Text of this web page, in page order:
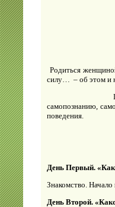
Родиться
силу… – об этом и
Цель наших
самопознанию,
поведения.
День Первый.
Знакомство.
День Второй.